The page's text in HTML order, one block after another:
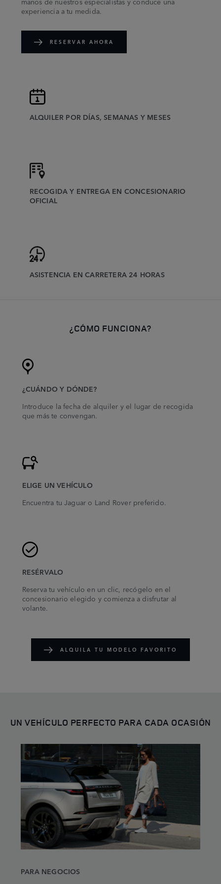
experiencia a tu medida.
RESERVAR AHORA
ALQUILER POR DÍAS, SEMANAS Y MESES
RECOGIDA Y ENTREGA EN CONCESIONARIO
OFICIAL
ASISTENCIA EN CARRETERA 24 HORAS
¿CÓMO FUNCIONA?
¿CUÁNDO Y DÓNDE?
Introduce la fecha de alquiler y el lugar de recogida
que más te convengan.
ELIGE UN VEHÍCULO
Encuentra tu Jaguar o Land Rover preferido.
RESÉRVALO
Reserva tu vehículo en un clic, recógelo en el
concesionario elegido y comienza a disfrutar al
volante.
ALQUILA TU MODELO FAVORITO
UN VEHÍCULO PERFECTO PARA CADA OCASIÓN
PARA NEGOCIOS